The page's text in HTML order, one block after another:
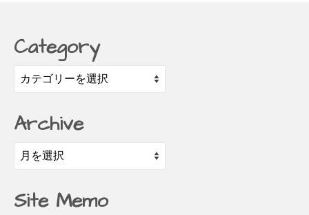
Category
Category
Archive
Archive
Site Memo